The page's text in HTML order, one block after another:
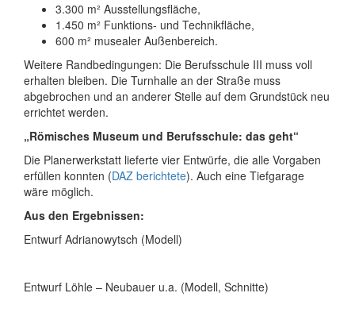
3.300 m² Ausstellungsfläche,
1.450 m² Funktions- und Technikfläche,
600 m² musealer Außenbereich.
Weitere Randbedingungen: Die Berufs­schule III muss voll
erhalten bleiben. Die Turnhalle an der Straße muss
abgebrochen und an anderer Stelle auf dem Grundstück neu
errichtet werden.
„Römisches Museum und Berufsschule: das geht“
Die Planerwerkstatt lieferte vier Entwürfe, die alle Vorgaben
erfüllen konnten (DAZ berichtete). Auch eine Tiefgarage
wäre möglich.
Aus den Ergebnissen:
Entwurf Adrianowytsch (Modell)
Entwurf Löhle – Neubauer u.a. (Modell, Schnitte)